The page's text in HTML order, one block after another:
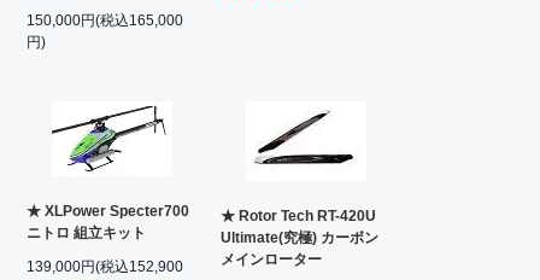
150,000円(税込165,000
円)
★ XLPower Specter700
ニトロ 組立キット
139,000円(税込152,900
★ Rotor Tech RT-420U
Ultimate(究極) カーボン
メインローター